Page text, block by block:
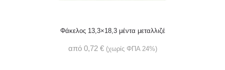
Φάκελος 13,3×18,3 μέντα μεταλλιζέ
από 0,72 € (χωρίς ΦΠΑ 24%)